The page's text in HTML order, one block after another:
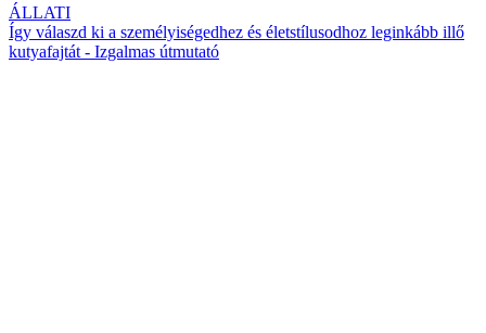
ÁLLATI
Így válaszd ki a személyiségedhez és életstílusodhoz leginkább illő
kutyafajtát - Izgalmas útmutató